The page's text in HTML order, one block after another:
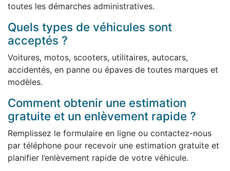
toutes les démarches administratives.
Quels types de véhicules sont
acceptés ?
Voitures, motos, scooters, utilitaires, autocars,
accidentés, en panne ou épaves de toutes marques et
modèles.
Comment obtenir une estimation
gratuite et un enlèvement rapide ?
Remplissez le formulaire en ligne ou contactez-nous
par téléphone pour recevoir une estimation gratuite et
planifier l’enlèvement rapide de votre véhicule.